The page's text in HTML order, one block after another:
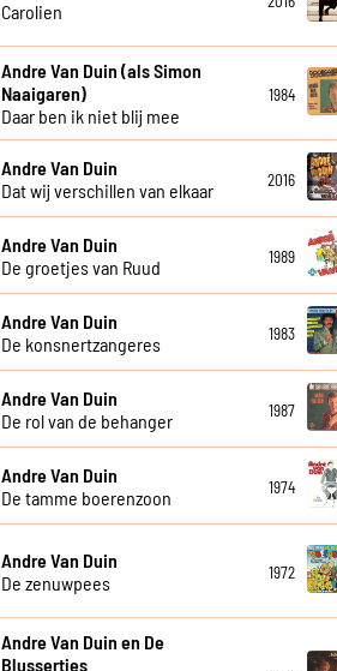
Carolien
Andre Van Duin (als Simon
Naaigaren)
Daar ben ik niet blij mee
1984
Andre Van Duin
Dat wij verschillen van elkaar
2016
Andre Van Duin
De groetjes van Ruud
1989
Andre Van Duin
De konsnertzangeres
1983
Andre Van Duin
De rol van de behanger
1987
Andre Van Duin
De tamme boerenzoon
1974
Andre Van Duin
De zenuwpees
1972
Andre Van Duin en De
Blussertjes